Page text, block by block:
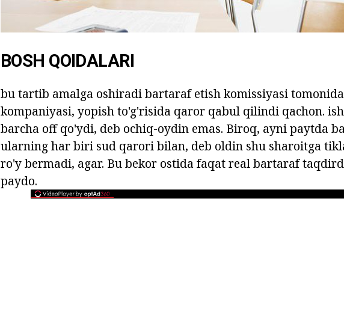
BOSH QOIDALARI
bu tartib amalga oshiradi bartaraf etish komissiyasi
kompaniyasi, yopish to'g'risida qaror qabul qilindi qachon.
barcha off qo'ydi, deb ochiq-oydin emas. Biroq, ayni paytda
ularning har biri sud qarori bilan, deb oldin shu sharoitga
ro'y bermadi, agar. Bu bekor ostida faqat real bartaraf
paydo.